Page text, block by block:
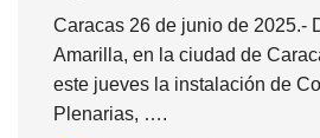
Caracas 26 de junio de 2025.-
Amarilla, en la ciudad de
este jueves la instalación de
Plenarias, ….